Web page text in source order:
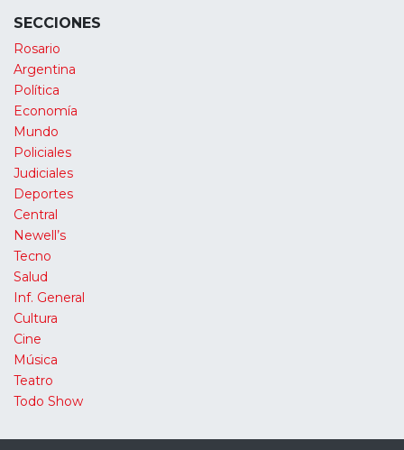
SECCIONES
Rosario
Argentina
Política
Economía
Mundo
Policiales
Judiciales
Deportes
Central
Newell’s
Tecno
Salud
Inf. General
Cultura
Cine
Música
Teatro
Todo Show